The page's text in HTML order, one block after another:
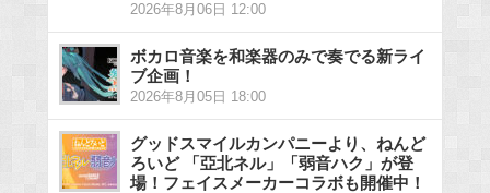
2026年8月06日 12:00
ボカロ音楽を和楽器のみで奏でる新ライ
ブ企画！
2026年8月05日 18:00
グッドスマイルカンパニーより、ねんど
ろいど 「亞北ネル」「弱音ハク」が登
場！フェイスメーカーコラボも開催中！